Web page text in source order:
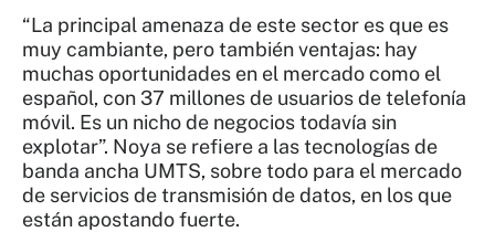
“La principal amenaza de este sector es que es
muy cambiante, pero también ventajas: hay
muchas oportunidades en el mercado como el
español, con 37 millones de usuarios de telefonía
móvil. Es un nicho de negocios todavía sin
explotar”. Noya se refiere a las tecnologías de
banda ancha UMTS, sobre todo para el mercado
de servicios de transmisión de datos, en los que
están apostando fuerte.